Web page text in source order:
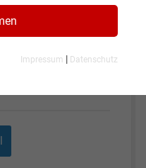
&
Impressum | Datenschutz